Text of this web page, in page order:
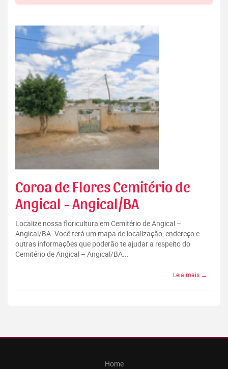
Coroa de Flores Cemitério de
Angical - Angical/BA
Localize nossa floricultura em Cemitério de Angical –
Angical/BA. Você terá um mapa de localização, endereço e
outras informações que poderão te ajudar a respeito do
Cemitério de Angical – Angical/BA...
Leia mais →
Home